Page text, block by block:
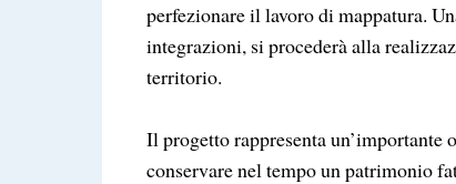
perfezionare il lavoro di mappatura.
integrazioni, si procederà alla
territorio.
Il progetto rappresenta
conservare nel tempo un patrimonio